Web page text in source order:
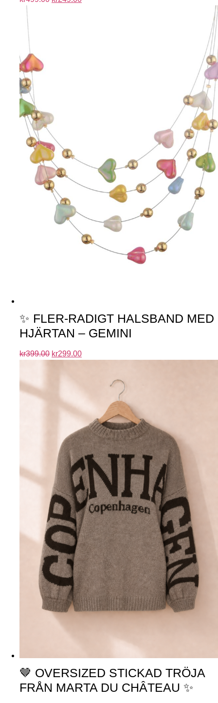
✨ FLER-RADIGT HALSBAND MED
HJÄRTAN – GEMINI
kr399.00 kr299.00
🤎 OVERSIZED STICKAD TRÖJA
FRÅN MARTA DU CHÂTEAU ✨